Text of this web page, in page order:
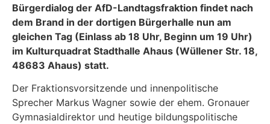
Bürgerdialog der AfD-Landtagsfraktion findet nach
dem Brand in der dortigen Bürgerhalle nun am
gleichen Tag (Einlass ab 18 Uhr, Beginn um 19 Uhr)
im Kulturquadrat Stadthalle Ahaus (Wüllener Str. 18,
48683 Ahaus) statt.
Der Fraktionsvorsitzende und innenpolitische
Sprecher Markus Wagner sowie der ehem. Gronauer
Gymnasialdirektor und heutige bildungspolitische